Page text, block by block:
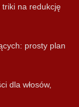
triki na redukcję
prosty plan
dla włosów,